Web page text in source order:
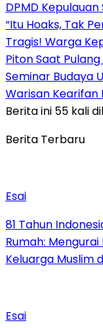
DPMD
“Itu Hoaks, Tak
Tragis! Warga
Piton Saat
Seminar Budaya
Warisan Kearifan
Berita ini 55 kali
Berita Terbaru
Esai
81 Tahun
Rumah:
Keluarga Muslim
Esai